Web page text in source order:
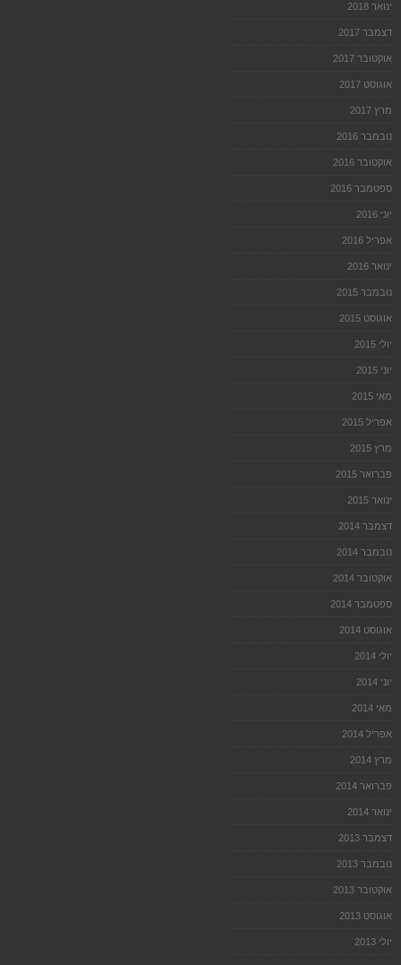
ינואר 2018
דצמבר 2017
אוקטובר 2017
אוגוסט 2017
מרץ 2017
נובמבר 2016
אוקטובר 2016
ספטמבר 2016
יוני 2016
אפריל 2016
ינואר 2016
נובמבר 2015
אוגוסט 2015
יולי 2015
יוני 2015
מאי 2015
אפריל 2015
מרץ 2015
פברואר 2015
ינואר 2015
דצמבר 2014
נובמבר 2014
אוקטובר 2014
ספטמבר 2014
אוגוסט 2014
יולי 2014
יוני 2014
מאי 2014
אפריל 2014
מרץ 2014
פברואר 2014
ינואר 2014
דצמבר 2013
נובמבר 2013
אוקטובר 2013
אוגוסט 2013
יולי 2013